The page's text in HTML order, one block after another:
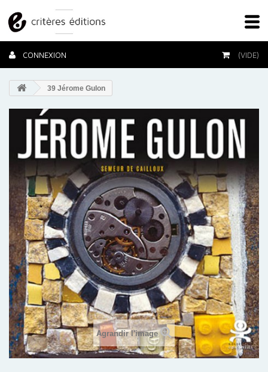
CONNEXION (VIDE)
39 Jérome Gulon
Agrandir l'image